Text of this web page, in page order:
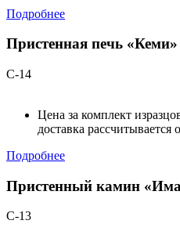
Подробнее
Пристенная печь «Кеми»
С-14
Цена за комплект
доставка рассчитывается
Подробнее
Пристенный камин
С-13